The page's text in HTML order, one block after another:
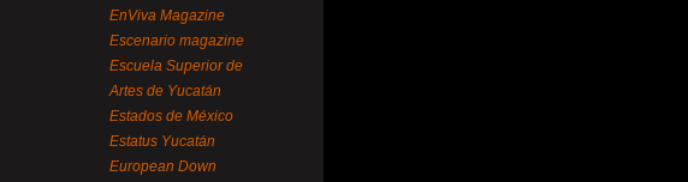
EnViva Magazine
Escenario magazine
Escuela Superior de
Artes de Yucatán
Estados de México
Estatus Yucatán
European Down